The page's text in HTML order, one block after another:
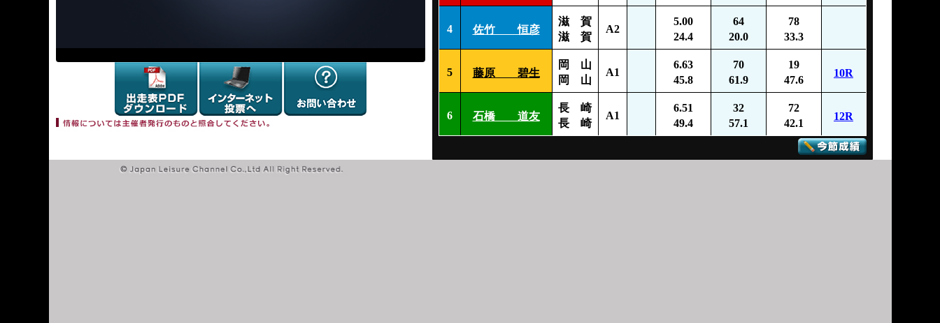
4 佐竹 恒彦
滋 賀
滋 賀
A2
5.00
24.4
64
20.0
78
33.3
5 藤原 碧生
岡 山
岡 山
A1
6.63
45.8
70
61.9
19
47.6
10R
6 石橋 道友
長 崎
長 崎
A1
6.51
49.4
32
57.1
72
42.1
12R